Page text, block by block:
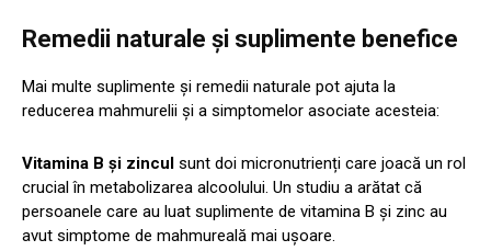
Remedii naturale și suplimente benefice
Mai multe suplimente și remedii naturale pot ajuta la
reducerea mahmurelii și a simptomelor asociate acesteia:
Vitamina B și zincul sunt doi micronutrienți care joacă un rol
crucial în metabolizarea alcoolului. Un studiu a arătat că
persoanele care au luat suplimente de vitamina B și zinc au
avut simptome de mahmureală mai ușoare.